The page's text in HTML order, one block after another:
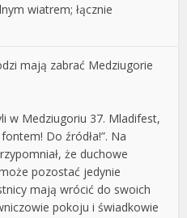
wiatrem; łącznie
mają zabrać Medziugorie
w Medziugoriu 37. Mladifest,
Do źródła!”. Na
że duchowe
pozostać jedynie
mają wrócić do swoich
pokoju i świadkowie